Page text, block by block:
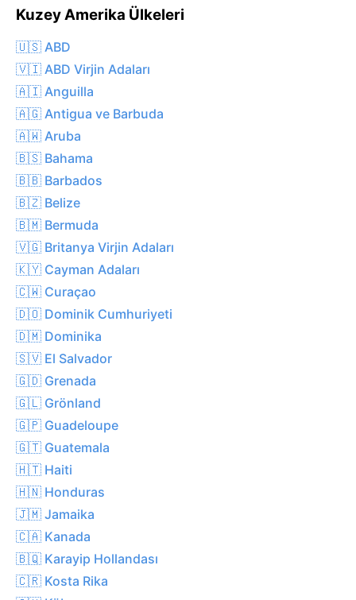
Kuzey Amerika Ülkeleri
🇺🇸 ABD
🇻🇮 ABD Virjin Adaları
🇦🇮 Anguilla
🇦🇬 Antigua ve Barbuda
🇦🇼 Aruba
🇧🇸 Bahama
🇧🇧 Barbados
🇧🇿 Belize
🇧🇲 Bermuda
🇻🇬 Britanya Virjin Adaları
🇰🇾 Cayman Adaları
🇨🇼 Curaçao
🇩🇴 Dominik Cumhuriyeti
🇩🇲 Dominika
🇸🇻 El Salvador
🇬🇩 Grenada
🇬🇱 Grönland
🇬🇵 Guadeloupe
🇬🇹 Guatemala
🇭🇹 Haiti
🇭🇳 Honduras
🇯🇲 Jamaika
🇨🇦 Kanada
🇧🇶 Karayip Hollandası
🇨🇷 Kosta Rika